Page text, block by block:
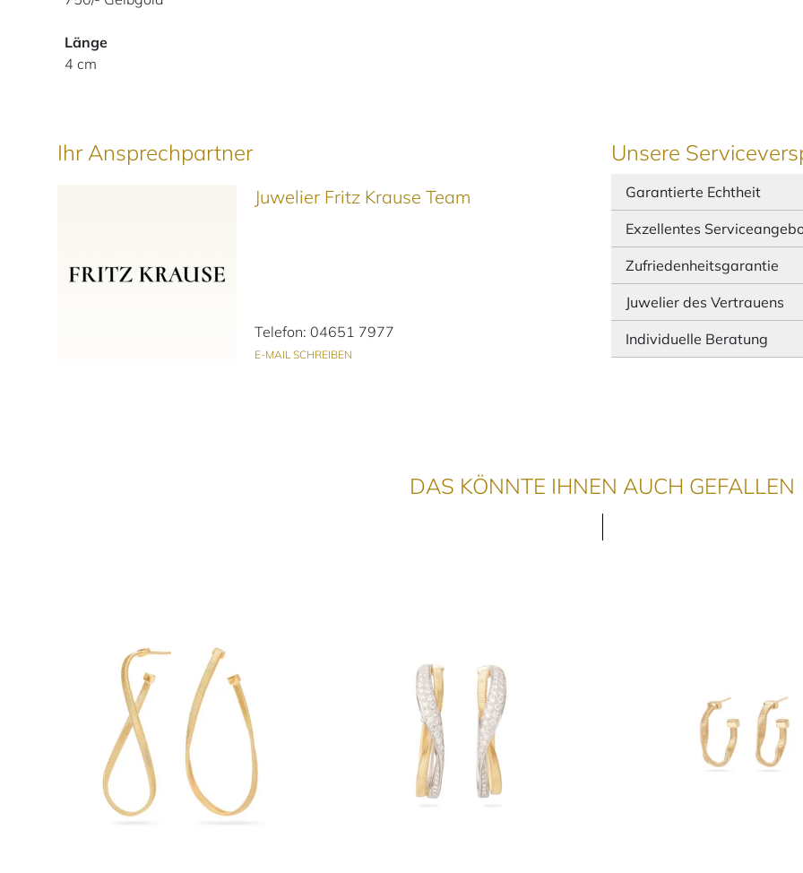
Länge
4 cm
Ihr Ansprechpartner
Juwelier Fritz Krause Team
Telefon: 04651 7977
E-MAIL SCHREIBEN
Unsere
Garantierte Echtheit
Exzellentes
Zufriedenheitsgarantie
Juwelier des Vertrauens
Individuelle Beratung
DAS KÖNNTE IHNEN AUCH GEFALLEN